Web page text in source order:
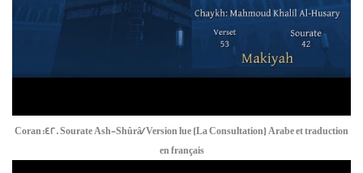
Coran:42. Sourate Ash-Shûrâ/ Version lue (La Consultation) Arabe et traduction
en français